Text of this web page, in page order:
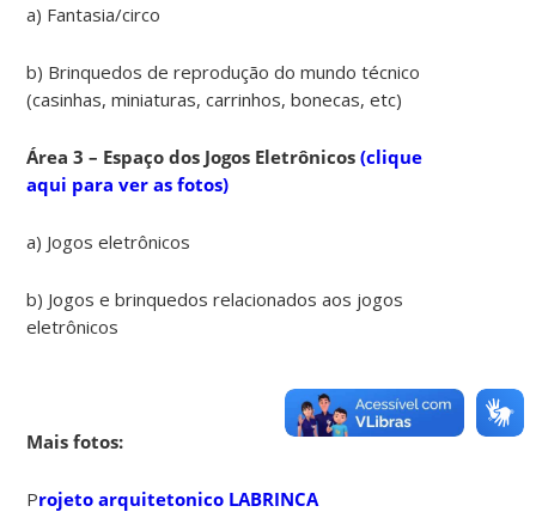
a) Fantasia/circo
b) Brinquedos de reprodução do mundo técnico
(casinhas, miniaturas, carrinhos, bonecas, etc)
Área 3 – Espaço dos Jogos Eletrônicos(clique
aqui para ver as fotos)
a) Jogos eletrônicos
b) Jogos e brinquedos relacionados aos jogos
eletrônicos
Mais fotos:
Projeto arquitetonico LABRINCA